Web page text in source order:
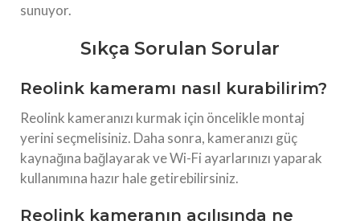
sunuyor.
Sıkça Sorulan Sorular
Reolink kameramı nasıl kurabilirim?
Reolink kameranızı kurmak için öncelikle montaj
yerini seçmelisiniz. Daha sonra, kameranızı güç
kaynağına bağlayarak ve Wi-Fi ayarlarınızı yaparak
kullanımına hazır hale getirebilirsiniz.
Reolink kameranın açılışında ne